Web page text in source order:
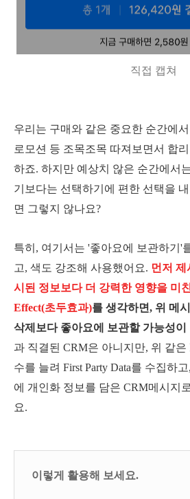
직접 캡쳐
우리는 구매와 같은 중요한 순간에
로모션 등 조목조목 따져보면서 합
하죠. 하지만 예상치 않은 순간에서
기보다는 선택하기에 편한 선택을
면 그렇지 않나요?
특히, 여기서는 '좋아요에 보관하기'
고, 색도 강조해 사용했어요. 먼저 제
시된 정보보다 더 강력한 영향을 미
Effect(초두효과)를 생각하면, 위 메
삭제보다 좋아요에 보관할 가능성이
과 직결된 CRM은 아니지만, 위 같
수를 늘려 First Party Data를 수집하
에 개인화 정보를 담은 CRM메시지
요.
이렇게 활용해 보세요.